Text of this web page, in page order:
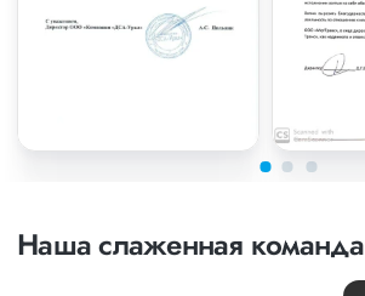
Наша слаженная команда